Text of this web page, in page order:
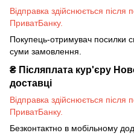
Відправка здійснюється
ПриватБанку.
Покупець-отримувач посилки
суми замовлення.
₴ Післяплата кур'єру
доставці
Відправка здійснюється
ПриватБанку.
Безконтактно в мобільному